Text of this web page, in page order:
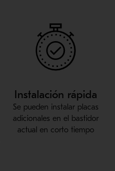
Instalación rápida
Se pueden instalar placas
adicionales en el bastidor
actual en corto tiempo